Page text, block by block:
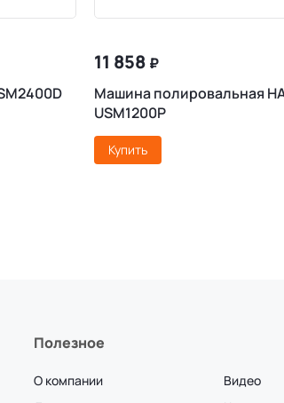
11 858 ₽
Машина полировальная
USM1200P
Купить
Полезное
О компании
Видео